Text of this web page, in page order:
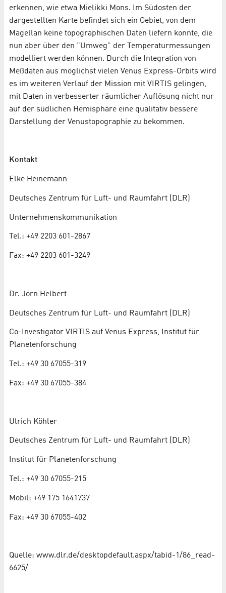
erkennen, wie etwa Mielikki Mons. Im Südosten der
dargestellten Karte befindet sich ein Gebiet, von dem
Magellan keine topographischen Daten liefern konnte, die
nun aber über den "Umweg" der Temperaturmessungen
modelliert werden können. Durch die Integration von
Meßdaten aus möglichst vielen Venus Express-Orbits wird
es im weiteren Verlauf der Mission mit VIRTIS gelingen,
mit Daten in verbesserter räumlicher Auflösung nicht nur
auf der südlichen Hemisphäre eine qualitativ bessere
Darstellung der Venustopographie zu bekommen.
Kontakt
Elke Heinemann
Deutsches Zentrum für Luft- und Raumfahrt (DLR)
Unternehmenskommunikation
Tel.: +49 2203 601-2867
Fax: +49 2203 601-3249
Dr. Jörn Helbert
Deutsches Zentrum für Luft- und Raumfahrt (DLR)
Co-Investigator VIRTIS auf Venus Express, Institut für
Planetenforschung
Tel.: +49 30 67055-319
Fax: +49 30 67055-384
Ulrich Köhler
Deutsches Zentrum für Luft- und Raumfahrt (DLR)
Institut für Planetenforschung
Tel.: +49 30 67055-215
Mobil: +49 175 1641737
Fax: +49 30 67055-402
Quelle: www.dlr.de/desktopdefault.aspx/tabid-1/86_read-
6625/